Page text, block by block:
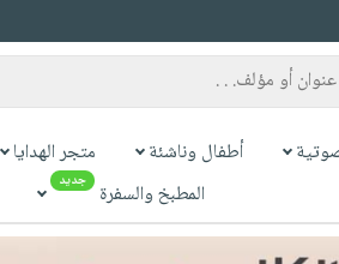
أطفال وناشئة متجر الهدايا
المطبخ والسفرة جديد